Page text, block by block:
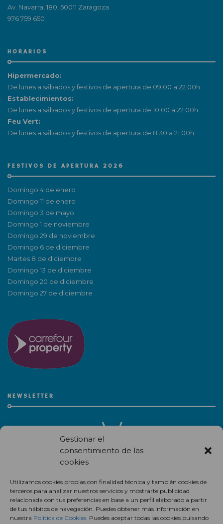
Gestionar el
consentimiento de las
cookies
Utilizamos cookies propias con finalidad técnica y también cookies de
terceros para analizar nuestros servicios y mostrarte publicidad
relacionada con tus preferencias en base a un perfil elaborado a partir
de tus hábitos de navegación. Puedes obtener más información en
nuestra Política de Cookies. Puedes aceptar todas las cookies pulsando
Av. Navarra, 180, 50011 Zaragoza
976 759 650
HORARIOS
Hipermercado:
De lunes a sábados y festivos de apertura de 09:00 a 22:00h.
Establecimientos:
De lunes a sábados y festivos de apertura de 10:00 a 22:00h.
Feu Vert:
De lunes a sábados y festivos de apertura de 8:30 a 21:00h.
FESTIVOS DE APERTURA 2026
Domingo 4 de enero
Domingo 11 de enero
Domingo 3 de mayo
Domingo 1 de noviembre
Domingo 29 de noviembre
Domingo 6 de diciembre
Martes 8 de diciembre
Domingo 13 de diciembre
Domingo 20 de diciembre
Domingo 27 de diciembre
NEWSLETTER
centro comercial.
Suscríbete